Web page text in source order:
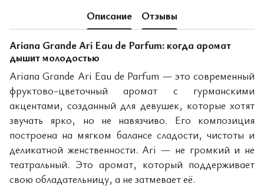
Описание Отзывы
Ariana Grande Ari Eau de Parfum: когда аромат
дышит молодостью
Ariana Grande Ari Eau de Parfum — это современный
фруктово-цветочный аромат с гурманскими
акцентами, созданный для девушек, которые хотят
звучать ярко, но не навязчиво. Его композиция
построена на мягком балансе сладости, чистоты и
деликатной женственности. Ari — не громкий и не
театральный. Это аромат, который поддерживает
свою обладательницу, а не затмевает её.